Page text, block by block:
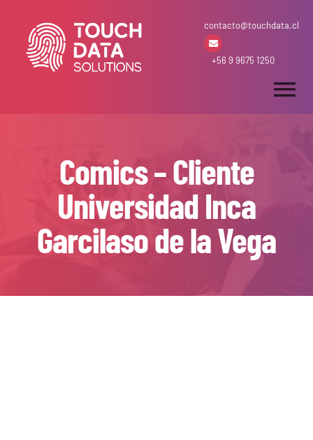
content
contacto@touchdata.cl
+56 9 9675 1250
Arriendo & Venta
Desarrollos
Comics – Cliente
Universidad Inca
Garcilaso de la Vega